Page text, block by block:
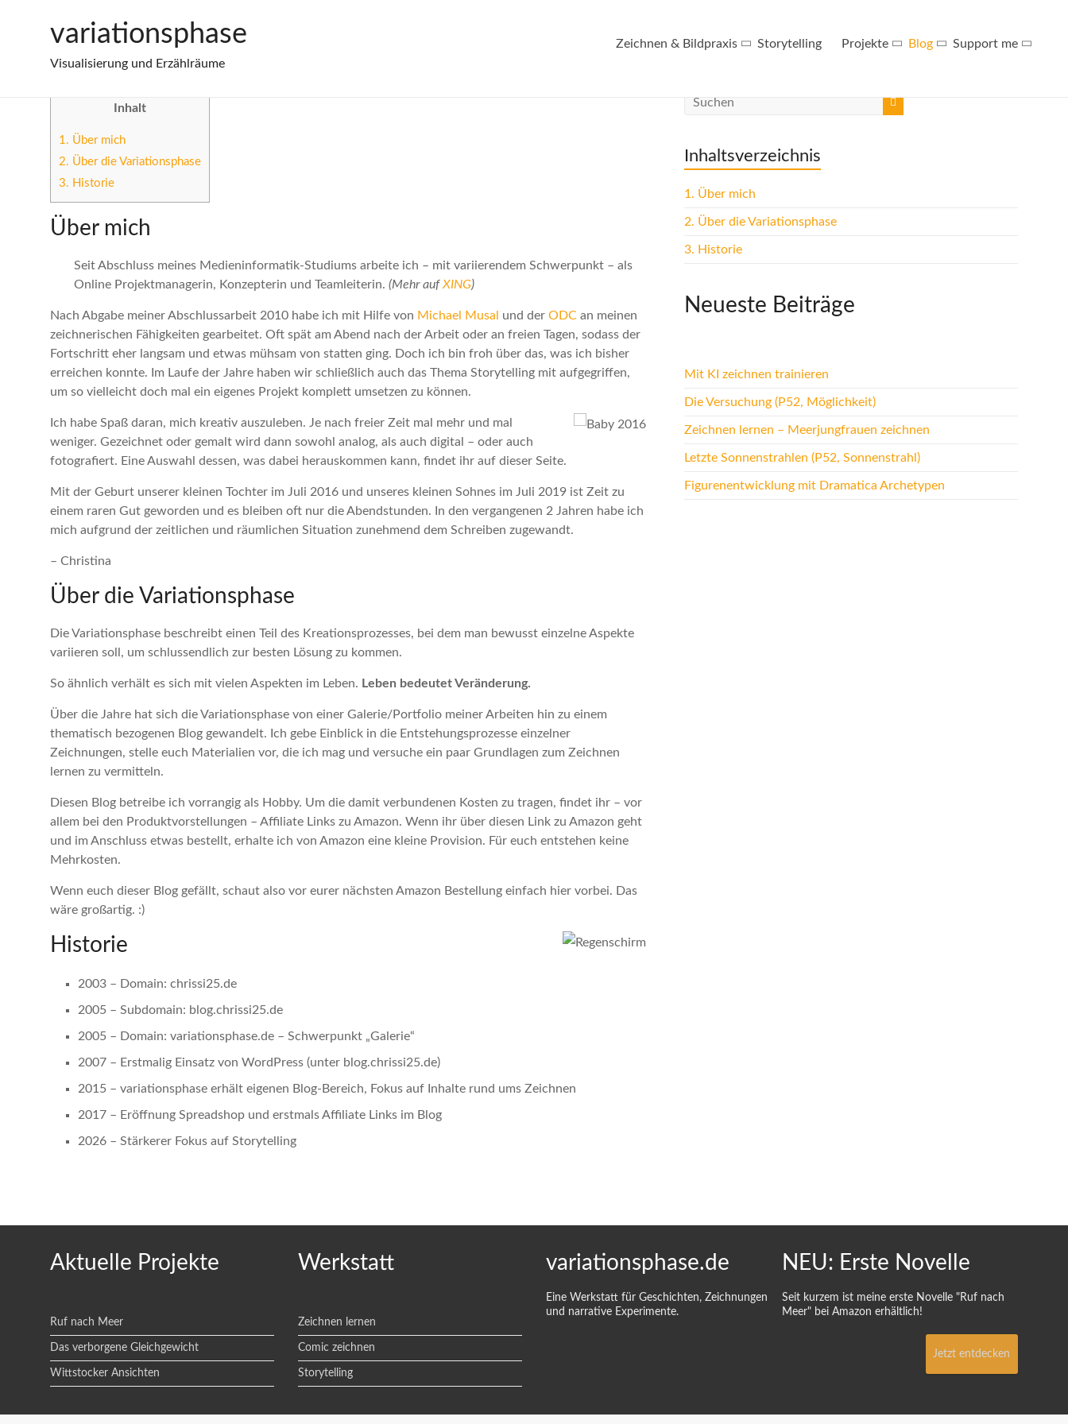
variationsphase
Visualisierung und Erzählräume
Zeichnen & Bildpraxis Storytelling Projekte Blog Support me
Über mich
Inhalt
1. Über mich
2. Über die Variationsphase
3. Historie
Über mich
Seit Abschluss meines Medieninformatik-Studiums arbeite ich – mit variierendem Schwerpunkt – als
Online Projektmanagerin, Konzepterin und Teamleiterin. (Mehr aufXING)
Nach Abgabe meiner Abschlussarbeit 2010 habe ich mit Hilfe von Michael Musal und der ODC an meinen
zeichnerischen Fähigkeiten gearbeitet. Oft spät am Abend nach der Arbeit oder an freien Tagen, sodass der
Fortschritt eher langsam und etwas mühsam von statten ging. Doch ich bin froh über das, was ich bisher
erreichen konnte. Im Laufe der Jahre haben wir schließlich auch das Thema Storytelling mit aufgegriffen,
um so vielleicht doch mal ein eigenes Projekt komplett umsetzen zu können.
Ich habe Spaß daran, mich kreativ auszuleben. Je nach freier Zeit mal mehr und mal
weniger. Gezeichnet oder gemalt wird dann sowohl analog, als auch digital – oder auch
fotografiert. Eine Auswahl dessen, was dabei herauskommen kann, findet ihr auf dieser Seite.
Mit der Geburt unserer kleinen Tochter im Juli 2016 und unseres kleinen Sohnes im Juli 2019 ist Zeit zu
einem raren Gut geworden und es bleiben oft nur die Abendstunden. In den vergangenen 2 Jahren habe ich
mich aufgrund der zeitlichen und räumlichen Situation zunehmend dem Schreiben zugewandt.
– Christina
Über die Variationsphase
Die Variationsphase beschreibt einen Teil des Kreationsprozesses, bei dem man bewusst einzelne Aspekte
variieren soll, um schlussendlich zur besten Lösung zu kommen.
So ähnlich verhält es sich mit vielen Aspekten im Leben. Leben bedeutet Veränderung.
Über die Jahre hat sich die Variationsphase von einer Galerie/Portfolio meiner Arbeiten hin zu einem
thematisch bezogenen Blog gewandelt. Ich gebe Einblick in die Entstehungsprozesse einzelner
Zeichnungen, stelle euch Materialien vor, die ich mag und versuche ein paar Grundlagen zum Zeichnen
lernen zu vermitteln.
Diesen Blog betreibe ich vorrangig als Hobby. Um die damit verbundenen Kosten zu tragen, findet ihr – vor
allem bei den Produktvorstellungen – Affiliate Links zu Amazon. Wenn ihr über diesen Link zu Amazon geht
und im Anschluss etwas bestellt, erhalte ich von Amazon eine kleine Provision. Für euch entstehen keine
Mehrkosten.
Wenn euch dieser Blog gefällt, schaut also vor eurer nächsten Amazon Bestellung einfach hier vorbei. Das
wäre großartig. :)
Historie
2003 – Domain: chrissi25.de
2005 – Subdomain: blog.chrissi25.de
2005 – Domain: variationsphase.de – Schwerpunkt „Galerie“
2007 – Erstmalig Einsatz von WordPress (unter blog.chrissi25.de)
2015 – variationsphase erhält eigenen Blog-Bereich, Fokus auf Inhalte rund ums Zeichnen
2017 – Eröffnung Spreadshop und erstmals Affiliate Links im Blog
2026 – Stärkerer Fokus auf Storytelling
Inhaltsverzeichnis
1. Über mich
2. Über die Variationsphase
3. Historie
Neueste Beiträge
Mit KI zeichnen trainieren
Die Versuchung (P52, Möglichkeit)
Zeichnen lernen – Meerjungfrauen zeichnen
Letzte Sonnenstrahlen (P52, Sonnenstrahl)
Figurenentwicklung mit Dramatica Archetypen
Aktuelle Projekte
Ruf nach Meer
Das verborgene Gleichgewicht
Wittstocker Ansichten
Werkstatt
Zeichnen lernen
Comic zeichnen
Storytelling
variationsphase.de
Eine Werkstatt für Geschichten, Zeichnungen
und narrative Experimente.
NEU: Erste Novelle
Seit kurzem ist meine erste Novelle "Ruf nach
Meer" bei Amazon erhältlich!
Jetzt entdecken